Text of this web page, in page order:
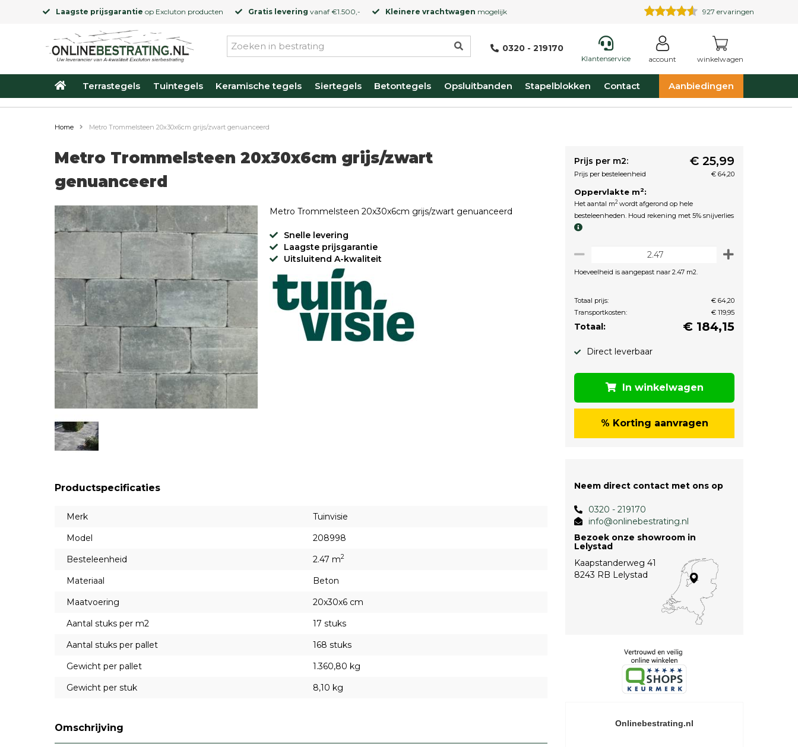
Laagste prijsgarantie op Excluton producten Gratis levering vanaf €1.500,- Kleinere vrachtwagen mogelijk 927 ervaringen
0320 - 219170
Klantenservice account winkelwagen
Terrastegels Tuintegels Keramische tegels Siertegels Betontegels Opsluitbanden Stapelblokken Contact Aanbiedingen
Home Metro Trommelsteen 20x30x6cm grijs/zwart genuanceerd
Metro Trommelsteen 20x30x6cm grijs/zwart
genuanceerd
Metro Trommelsteen 20x30x6cm grijs/zwart genuanceerd
Snelle levering
Laagste prijsgarantie
Uitsluitend A-kwaliteit
Productspecificaties
Merk
Tuinvisie
Model
208998
Besteleenheid
2.47 m2
Materiaal
Beton
Maatvoering
20x30x6 cm
Aantal stuks per m2
17 stuks
Aantal stuks per pallet
168 stuks
Gewicht per pallet
1.360,80 kg
Gewicht per stuk
8,10 kg
Omschrijving
Prijs per m2: € 25,99
Prijs per besteleenheid € 64,20
Oppervlakte m2:
Het aantal m2 wordt afgerond op hele
besteleenheden. Houd rekening met 5% snijverlies
Hoeveelheid is aangepast naar 2.47 m2.
Totaal prijs:
€ 64,20
Transportkosten:
€ 119,95
Totaal: € 184,15
Direct leverbaar
In winkelwagen
% Korting aanvragen
Neem direct contact met ons op
0320 - 219170
info@onlinebestrating.nl
Bezoek onze showroom in
Lelystad
Kaapstanderweg 41
8243 RB Lelystad
Onlinebestrating.nl